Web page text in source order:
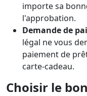
importe sa
l'approbation.
Demande de
légal ne vous
paiement de
carte-cadeau.
Choisir le